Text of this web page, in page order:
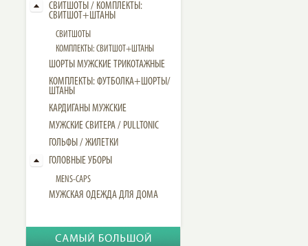
СВИТШОТЫ / КОМПЛЕКТЫ:
СВИТШОТ+ШТАНЫ
СВИТШОТЫ
КОМПЛЕКТЫ: СВИТШОТ+ШТАНЫ
ШОРТЫ МУЖСКИЕ ТРИКОТАЖНЫЕ
КОМПЛЕКТЫ: ФУТБОЛКА+ШОРТЫ/
ШТАНЫ
КАРДИГАНЫ МУЖСКИЕ
МУЖСКИЕ СВИТЕРА / PULLTONIC
ГОЛЬФЫ / ЖИЛЕТКИ
ГОЛОВНЫЕ УБОРЫ
MENS-CAPS
МУЖСКАЯ ОДЕЖДА ДЛЯ ДОМА